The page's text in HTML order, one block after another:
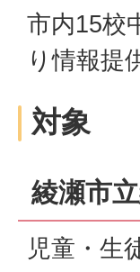
市内15校
り情報提
対象
綾瀬市
児童・生